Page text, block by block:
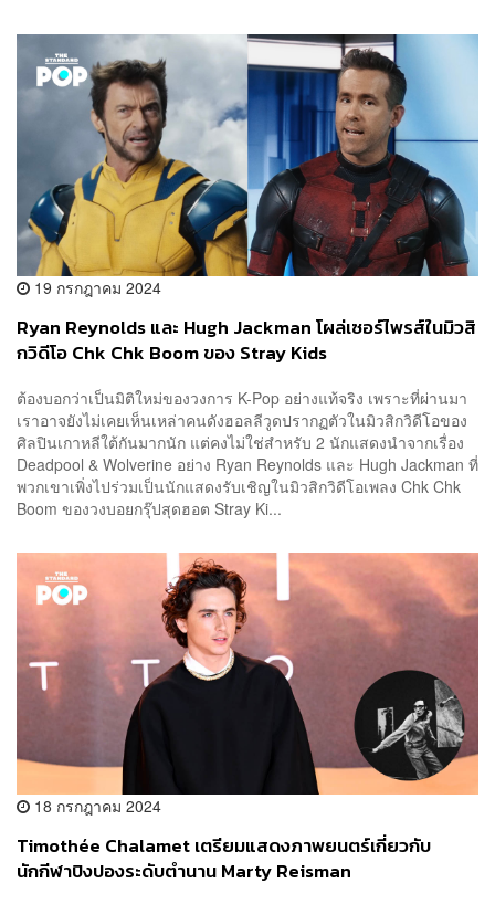
19 กรกฎาคม 2024
Ryan Reynolds และ Hugh Jackman โผล่เซอร์ไพรส์ในมิวสิ
กวิดีโอ Chk Chk Boom ของ Stray Kids
ต้องบอกว่าเป็นมิติใหม่ของวงการ K-Pop อย่างแท้จริง เพราะที่ผ่านมา
เราอาจยังไม่เคยเห็นเหล่าคนดังฮอลลีวูดปรากฏตัวในมิวสิกวิดีโอของ
ศิลปินเกาหลีใต้กันมากนัก แต่คงไม่ใช่สำหรับ 2 นักแสดงนำจากเรื่อง
Deadpool & Wolverine อย่าง Ryan Reynolds และ Hugh Jackman ที่
พวกเขาเพิ่งไปร่วมเป็นนักแสดงรับเชิญในมิวสิกวิดีโอเพลง Chk Chk
Boom ของวงบอยกรุ๊ปสุดฮอต Stray Ki...
18 กรกฎาคม 2024
Timothée Chalamet เตรียมแสดงภาพยนตร์เกี่ยวกับ
นักกีฬาปิงปองระดับตำนาน Marty Reisman